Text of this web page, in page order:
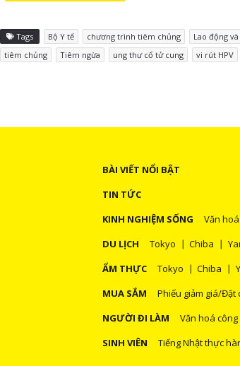
Tags Bộ Y tế chương trình tiêm chủng Lao động
tiêm chủng
Tiêm ngừa ung thư cổ tử cung vi rút HPV
BÀI VIẾT NỔI BẬT
TIN TỨC
KINH NGHIỆM SỐNG
Văn hoá
DU LỊCH
Tokyo Chiba
ẨM THỰC
Tokyo Chiba
MUA SẮM
Phiếu giảm giá/Đặt
NGƯỜI ĐI LÀM
Văn hoá
SINH VIÊN
Tiếng Nhật thực